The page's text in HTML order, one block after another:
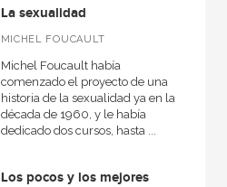
La sexualidad
MICHEL FOUCAULT
Michel Foucault había
comenzado el proyecto de una
historia de la sexualidad ya en la
década de 1960, y le había
dedicado dos cursos, hasta ...
Los pocos y los mejores